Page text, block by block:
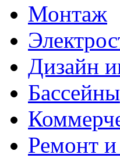
Монтаж
Дизайн
Бассейны
Ремонт и